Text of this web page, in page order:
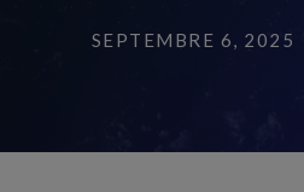
SEPTEMBRE 6, 2025